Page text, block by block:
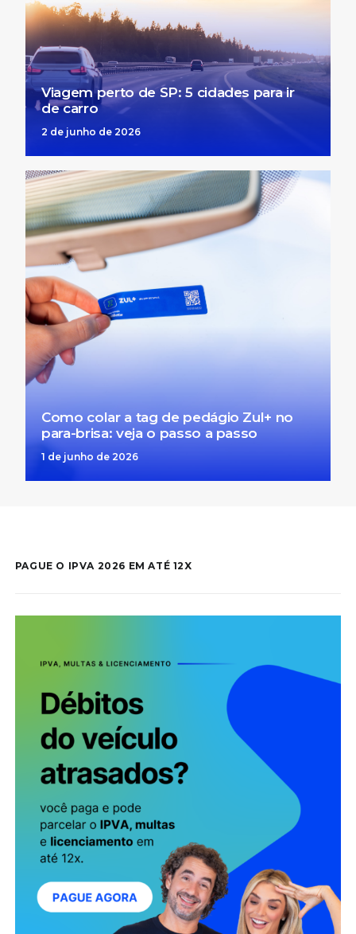
Viagem perto de SP: 5 cidades para ir
de carro
2 de junho de 2026
Como colar a tag de pedágio Zul+ no
para-brisa: veja o passo a passo
1 de junho de 2026
PAGUE O IPVA 2026 EM ATÉ 12X